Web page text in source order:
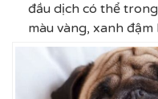
đầu dịch có thể
màu vàng, xanh đậm